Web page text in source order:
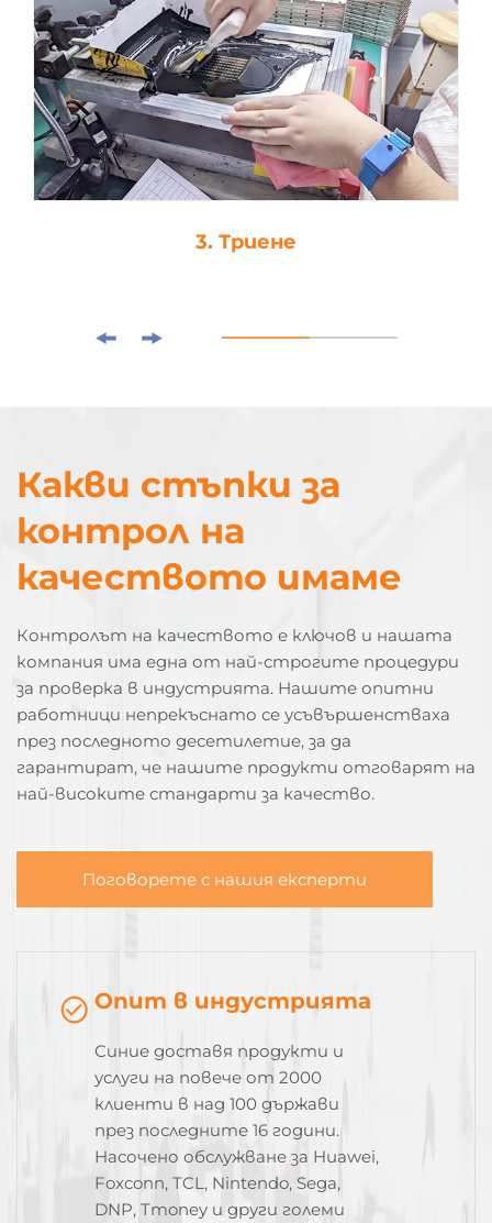
3. Триене
Какви стъпки за
контрол на
качеството имаме
Контролът на качеството е ключов и нашата
компания има една от най-строгите процедури
за проверка в индустрията. Нашите опитни
работници непрекъснато се усъвършенстваха
през последното десетилетие, за да
гарантират, че нашите продукти отговарят на
най-високите стандарти за качество.
Поговорете с нашия експерти
Опит в индустрията
Синие доставя продукти и
услуги на повече от 2000
клиенти в над 100 държави
през последните 16 години.
Насочено обслужване за Huawei,
Foxconn, TCL, Nintendo, Sega,
DNP, Tmoney и други големи